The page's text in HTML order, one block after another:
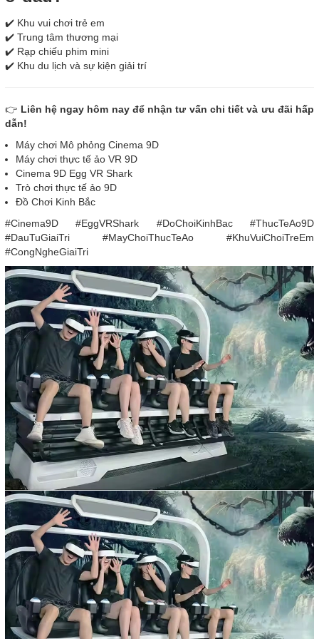
✔️ Khu vui chơi trẻ em
✔️ Trung tâm thương mại
✔️ Rạp chiếu phim mini
✔️ Khu du lịch và sự kiện giải trí
👉 Liên hệ ngay hôm nay để nhận tư vấn chi tiết và ưu đãi hấp
dẫn!
Máy chơi Mô phỏng Cinema 9D
Máy chơi thực tế ảo VR 9D
Cinema 9D Egg VR Shark
Trò chơi thực tế ảo 9D
Đồ Chơi Kinh Bắc
#Cinema9D #EggVRShark #DoChoiKinhBac #ThucTeAo9D
#DauTuGiaiTri #MayChoiThucTeAo #KhuVuiChoiTreEm
#CongNgheGiaiTri